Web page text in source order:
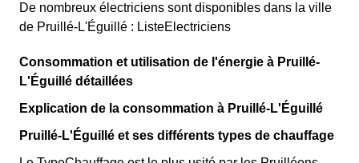
De nombreux électriciens sont disponibles dans la ville
de Pruillé-L'Éguillé : ListeElectriciens
Consommation et utilisation de l'énergie à Pruillé-
L'Éguillé détaillées
Explication de la consommation à Pruillé-L'Éguillé
Pruillé-L'Éguillé et ses différents types de chauffage